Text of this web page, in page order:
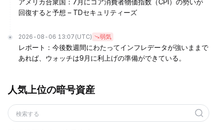
アメリカ合衆国：7月にコア消費者物価指数（CPI）の勢いが
回復すると予想 – TDセキュリティーズ
2026-08-06 13:07 (UTC) 弱気
レポート：今後数週間にわたってインフレデータが強いままで
あれば、ウォッチは9月に利上げの準備ができている。
人気上位の暗号資産
検索する